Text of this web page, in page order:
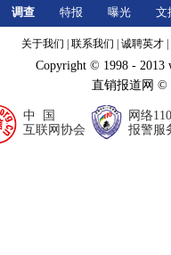
调查
特报
曝光
文
关于我们 联系我们 诚聘英才
Copyright © 1998 - 2013
直销报道网
中 国
互联网协会
网络110
报警服